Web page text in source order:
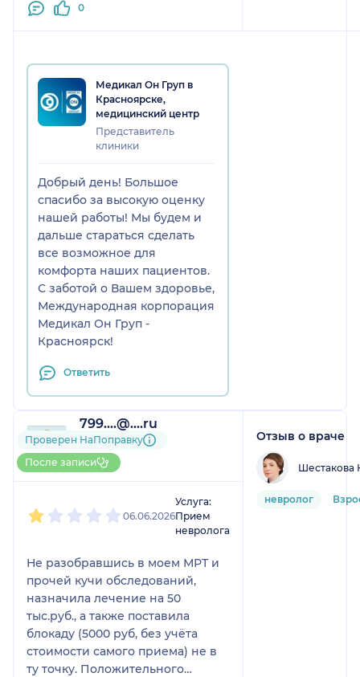
0
Медикал Он Груп в
Красноярске,
медицинский центр
Представитель
клиники
Добрый день! Большое
спасибо за высокую оценку
нашей работы! Мы будем и
дальше стараться сделать
все возможное для
комфорта наших пациентов.
С заботой о Вашем здоровье,
Международная корпорация
Медикал Он Груп -
Красноярск!
Ответить
799....@....ru
1 отзыв
До 5 записей через
НаПоправку
Проверен НаПоправку
После записи
06.06.2026
Услуга:
Прием
невролога
Не разобравшись в моем МРТ и
прочей кучи обследований,
назначила лечение на 50
тыс.руб., а также поставила
блокаду (5000 руб, без учёта
стоимости самого приема) не в
ту точку. Положительного
Отзыв о враче
Шестакова
невролог